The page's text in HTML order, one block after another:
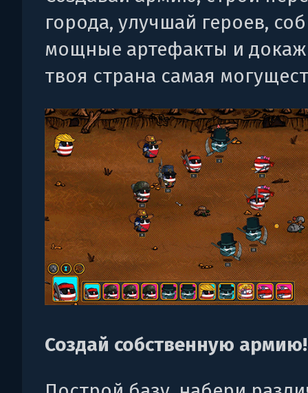
города, улучшай героев,
мощные артефакты и
твоя страна самая
Создай собственную армию!